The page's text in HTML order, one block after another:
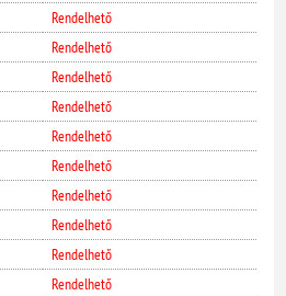
Rendelhető
Rendelhető
Rendelhető
Rendelhető
Rendelhető
Rendelhető
Rendelhető
Rendelhető
Rendelhető
Rendelhető